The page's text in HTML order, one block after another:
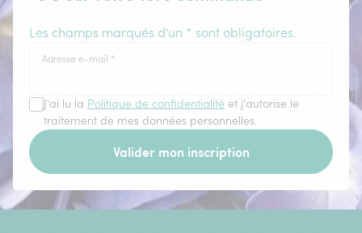
Les champs marqués d'un * sont obligatoires.
Adresse e-mail *
J'ai lu la Politique de confidentialité et j'autorise le
traitement de mes données personnelles.
Valider mon inscription